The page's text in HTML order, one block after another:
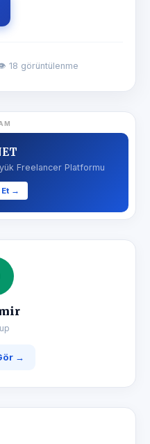
18 görüntülenme
Freelancer Platformu
→
→